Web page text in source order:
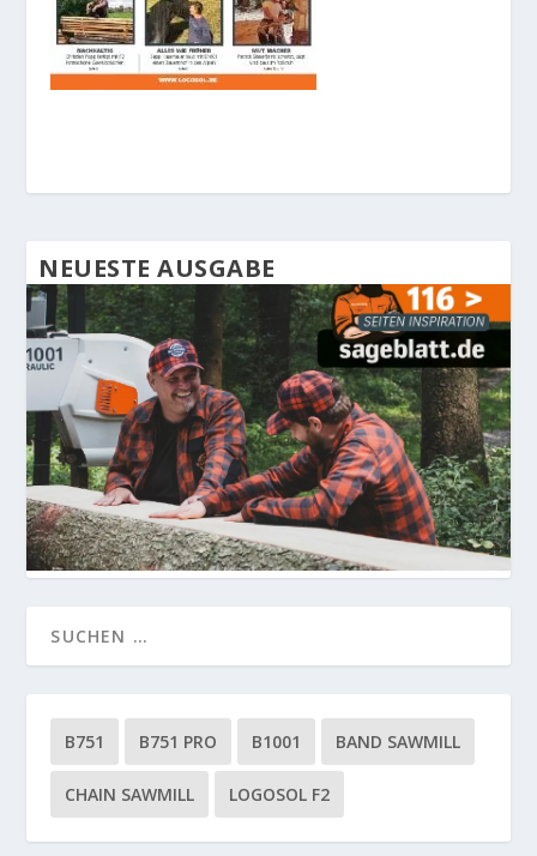
NEUESTE AUSGABE
B751 B751 PRO B1001 BAND SAWMILL
CHAIN SAWMILL LOGOSOL F2